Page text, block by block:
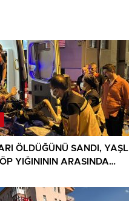
ÖLDÜĞÜNÜ SANDI, YAŞLI
YIĞINININ ARASINDA